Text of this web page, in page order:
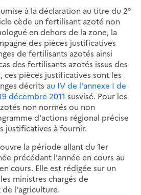
à la déclaration au titre du 2°
cède un fertilisant azoté non
en dehors de la zone, la
des pièces justificatives
de fertilisants azotés ainsi
des fertilisants azotés issus des
ces pièces justificatives sont les
décrits au IV de l'annexe I de
décembre 2011 susvisé. Pour les
non normés ou non
d'actions régional précise
justificatives à fournir.
la période allant du 1er
précédant l'année en cours au
cours. Elle est rédigée sur un
ministres chargés de
l'agriculture.